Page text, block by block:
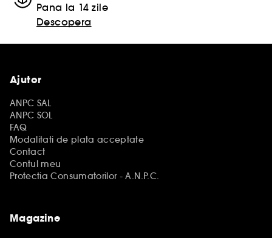
Pana la 14 zile
Descopera
Ajutor
ANPC SAL
ANPC SOL
FAQ
Modalitati de plata acceptate
Contact
Contul meu
Protectia Consumatorilor - A.N.P.C.
Magazine